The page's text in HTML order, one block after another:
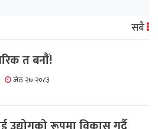
सबै
त बनाैं!
जेठ २७ २०८३